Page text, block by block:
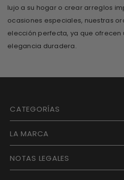
lujo a su hogar o crear arreglos
ocasiones especiales, nuestras
elección perfecta, ya que ofrecen
elegancia duradera.
CATEGORÍAS
LA MARCA
NOTAS LEGALES